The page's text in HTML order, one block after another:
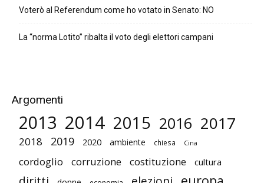
Voterò al Referendum come ho votato in Senato: NO
La “norma Lotito” ribalta il voto degli elettori campani
Argomenti
2013 2014 2015 2016 2017
2018 2019 2020 ambiente chiesa Cina
cordoglio corruzione costituzione cultura